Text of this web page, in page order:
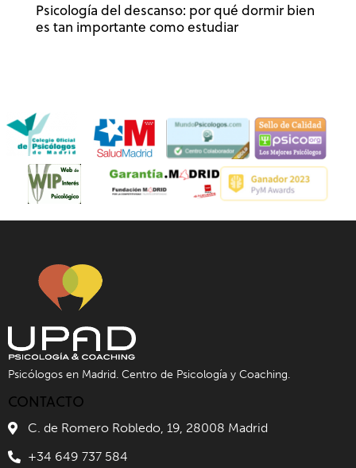
Psicología del descanso: por qué dormir bien
es tan importante como estudiar
Psicólogos en Madrid. Centro de Psicología y Coaching.
CONTACTO
C. de Romero Robledo, 19, 28008 Madrid
+34 649 737 584